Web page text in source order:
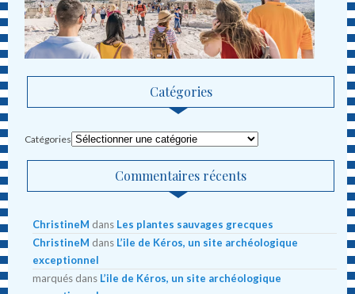
Catégories
Catégories
Commentaires récents
ChristineM dans Les plantes sauvages grecques
ChristineM dans L’ile de Kéros, un site archéologique
exceptionnel
marqués dans L’ile de Kéros, un site archéologique